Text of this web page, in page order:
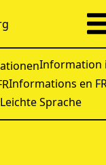
Information
Informations en
Leichte Sprache